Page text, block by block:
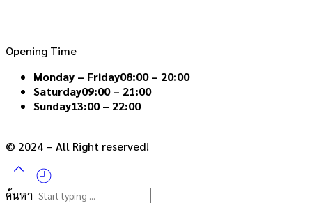
Opening Time
Monday – Friday08:00 – 20:00
Saturday09:00 – 21:00
Sunday13:00 – 22:00
© 2024 – All Right reserved!
ค้นหา